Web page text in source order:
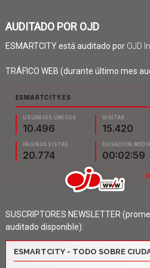
AUDITADO POR OJD
ESMARTCITY está auditado por OJD
TRÁFICO WEB (durante último mes
SUSCRIPTORES NEWSLETTER
auditado disponible):